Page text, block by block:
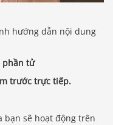
hướng dẫn nội dung
phần tử
trước trực tiếp.
bạn sẽ hoạt động trên